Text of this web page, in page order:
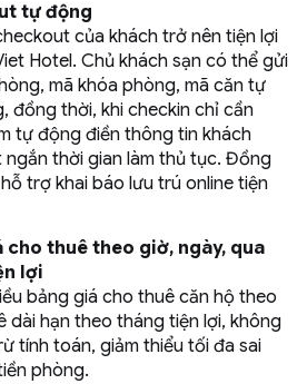
tự động
của khách trở nên tiện lợi
Hotel. Chủ khách sạn có thể gửi
mã khóa phòng, mã căn tự
đồng thời, khi checkin chỉ cần
tự động điền thông tin khách
thời gian làm thủ tục. Đồng
trợ khai báo lưu trú online tiện
thuê theo giờ, ngày, qua
lợi
bảng giá cho thuê căn hộ theo
dài hạn theo tháng tiện lợi, không
tính toán, giảm thiểu tối đa sai
phòng.